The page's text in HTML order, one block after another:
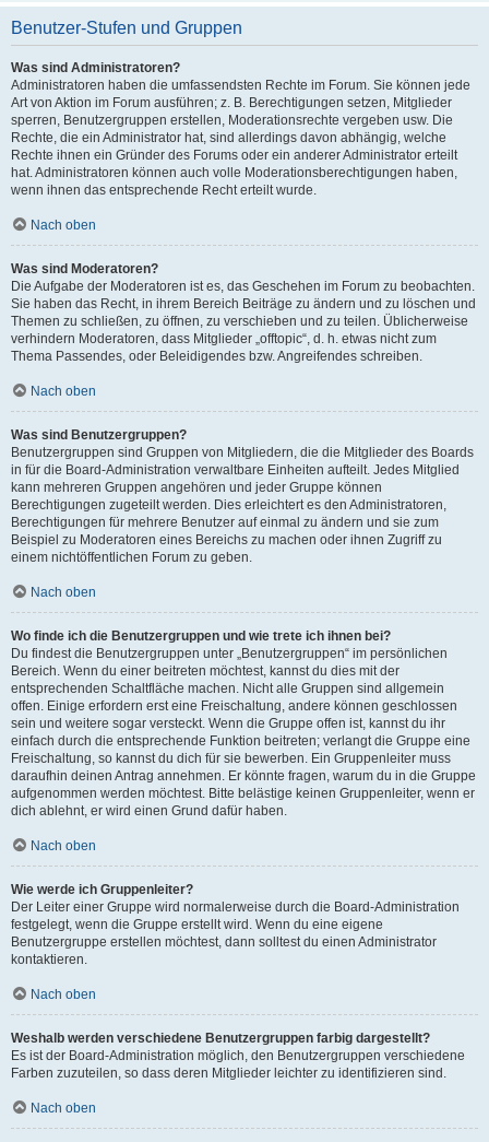
Benutzer-Stufen und Gruppen
Was sind Administratoren?
Administratoren haben die umfassendsten Rechte im Forum. Sie können jede
Art von Aktion im Forum ausführen; z. B. Berechtigungen setzen, Mitglieder
sperren, Benutzergruppen erstellen, Moderationsrechte vergeben usw. Die
Rechte, die ein Administrator hat, sind allerdings davon abhängig, welche
Rechte ihnen ein Gründer des Forums oder ein anderer Administrator erteilt
hat. Administratoren können auch volle Moderationsberechtigungen haben,
wenn ihnen das entsprechende Recht erteilt wurde.
Nach oben
Was sind Moderatoren?
Die Aufgabe der Moderatoren ist es, das Geschehen im Forum zu beobachten.
Sie haben das Recht, in ihrem Bereich Beiträge zu ändern und zu löschen und
Themen zu schließen, zu öffnen, zu verschieben und zu teilen. Üblicherweise
verhindern Moderatoren, dass Mitglieder „offtopic“, d. h. etwas nicht zum
Thema Passendes, oder Beleidigendes bzw. Angreifendes schreiben.
Nach oben
Was sind Benutzergruppen?
Benutzergruppen sind Gruppen von Mitgliedern, die die Mitglieder des Boards
in für die Board-Administration verwaltbare Einheiten aufteilt. Jedes Mitglied
kann mehreren Gruppen angehören und jeder Gruppe können
Berechtigungen zugeteilt werden. Dies erleichtert es den Administratoren,
Berechtigungen für mehrere Benutzer auf einmal zu ändern und sie zum
Beispiel zu Moderatoren eines Bereichs zu machen oder ihnen Zugriff zu
einem nichtöffentlichen Forum zu geben.
Nach oben
Wo finde ich die Benutzergruppen und wie trete ich ihnen bei?
Du findest die Benutzergruppen unter „Benutzergruppen“ im persönlichen
Bereich. Wenn du einer beitreten möchtest, kannst du dies mit der
entsprechenden Schaltfläche machen. Nicht alle Gruppen sind allgemein
offen. Einige erfordern erst eine Freischaltung, andere können geschlossen
sein und weitere sogar versteckt. Wenn die Gruppe offen ist, kannst du ihr
einfach durch die entsprechende Funktion beitreten; verlangt die Gruppe eine
Freischaltung, so kannst du dich für sie bewerben. Ein Gruppenleiter muss
daraufhin deinen Antrag annehmen. Er könnte fragen, warum du in die Gruppe
aufgenommen werden möchtest. Bitte belästige keinen Gruppenleiter, wenn er
dich ablehnt, er wird einen Grund dafür haben.
Nach oben
Wie werde ich Gruppenleiter?
Der Leiter einer Gruppe wird normalerweise durch die Board-Administration
festgelegt, wenn die Gruppe erstellt wird. Wenn du eine eigene
Benutzergruppe erstellen möchtest, dann solltest du einen Administrator
kontaktieren.
Nach oben
Weshalb werden verschiedene Benutzergruppen farbig dargestellt?
Es ist der Board-Administration möglich, den Benutzergruppen verschiedene
Farben zuzuteilen, so dass deren Mitglieder leichter zu identifizieren sind.
Nach oben